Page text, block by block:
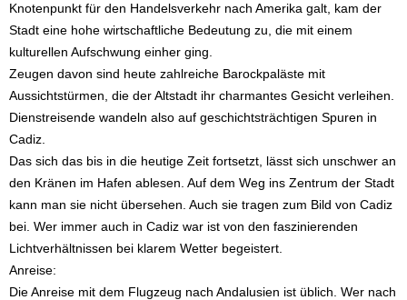
Knotenpunkt für den Handelsverkehr nach Amerika galt, kam der
Stadt eine hohe wirtschaftliche Bedeutung zu, die mit einem
kulturellen Aufschwung einher ging.
Zeugen davon sind heute zahlreiche Barockpaläste mit
Aussichtstürmen, die der Altstadt ihr charmantes Gesicht verleihen.
Dienstreisende wandeln also auf geschichtsträchtigen Spuren in
Cadiz.
Das sich das bis in die heutige Zeit fortsetzt, lässt sich unschwer an
den Kränen im Hafen ablesen. Auf dem Weg ins Zentrum der Stadt
kann man sie nicht übersehen. Auch sie tragen zum Bild von Cadiz
bei. Wer immer auch in Cadiz war ist von den faszinierenden
Lichtverhältnissen bei klarem Wetter begeistert.
Anreise:
Die Anreise mit dem Flugzeug nach Andalusien ist üblich. Wer nach